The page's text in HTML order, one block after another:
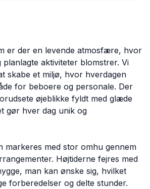
er der en levende atmosfære, hvor
planlagte aktiviteter blomstrer. Vi
skabe et miljø, hvor hverdagen
for beboere og personale. Der
øjeblikke fyldt med glæde
gør hver dag unik og
markeres med stor omhu gennem
Højtiderne fejres med
man kan ønske sig, hvilket
forberedelser og delte stunder.